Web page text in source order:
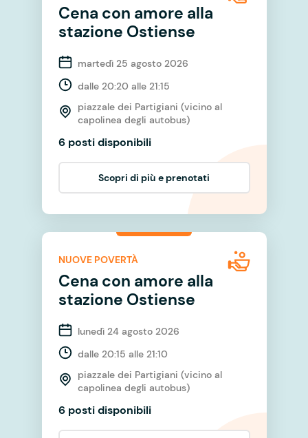
Cena con amore alla
stazione Ostiense
martedì 25 agosto 2026
dalle 20:20 alle 21:15
piazzale dei Partigiani (vicino al
capolinea degli autobus)
6 posti disponibili
Scopri di più e prenotati
NUOVE POVERTÀ
Cena con amore alla
stazione Ostiense
lunedì 24 agosto 2026
dalle 20:15 alle 21:10
piazzale dei Partigiani (vicino al
capolinea degli autobus)
6 posti disponibili